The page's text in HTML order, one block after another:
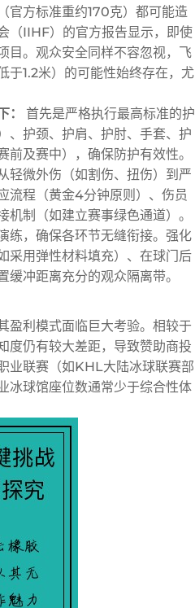
官方标准重约170克）都可能造
（IIHF）的官方报告显示，即使
目。观众安全同样不容忽视，飞
于1.2米）的可能性始终存在，尤
首先是严格执行最高标准的护
、护颈、护肩、护肘、手套、护
及赛中），确保防护有效性。
轻微外伤（如割伤、扭伤）到严
流程（黄金4分钟原则）、伤员
制（如建立赛事绿色通道）。
练，确保各环节无缝衔接。强化
采用弹性材料填充）、在球门后
冲距离充分的观众隔离带。
盈利模式面临巨大考验。相较于
度仍有较大差距，导致赞助商投
业联赛（如KHL大陆冰球联赛部
冰球馆座位数通常少于综合性体